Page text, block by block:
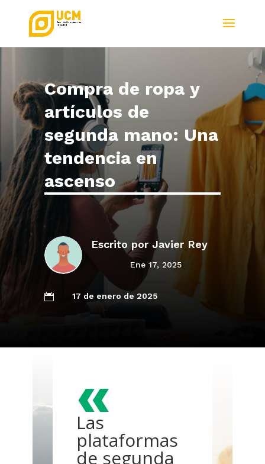
Compra de ropa y
artículos de
segunda mano: Una
tendencia en
ascenso
Escrito por Javier Rey
Ene 17, 2025
 17 de enero de 2025
«
Las
plataformas
de segunda